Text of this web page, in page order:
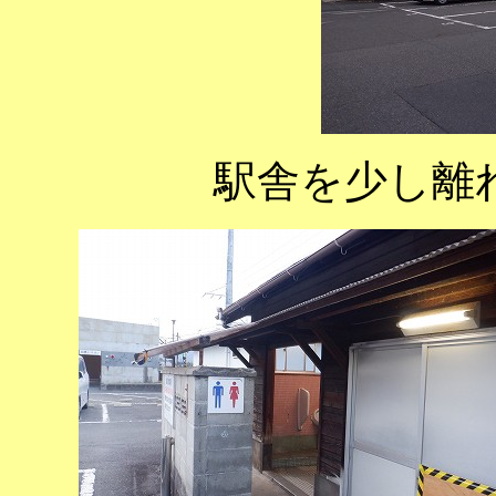
駅舎を少し離